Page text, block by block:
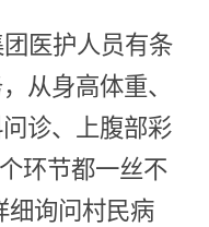
医护人员有条
从身高体重、
诊、上腹部彩
环节都一丝不
细询问村民病